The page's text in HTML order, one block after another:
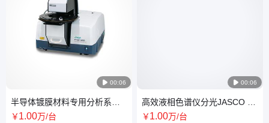
 00:06
半导体镀膜材料专用分析系统
红外光谱仪 高强度陶瓷光源
￥1.00万/台
 00:06
高效液相色谱仪分光JASCO 食
品药品医药高校化工厂科研机
￥1.00万/台